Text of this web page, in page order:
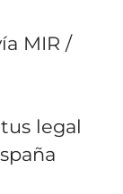
MIR /
legal